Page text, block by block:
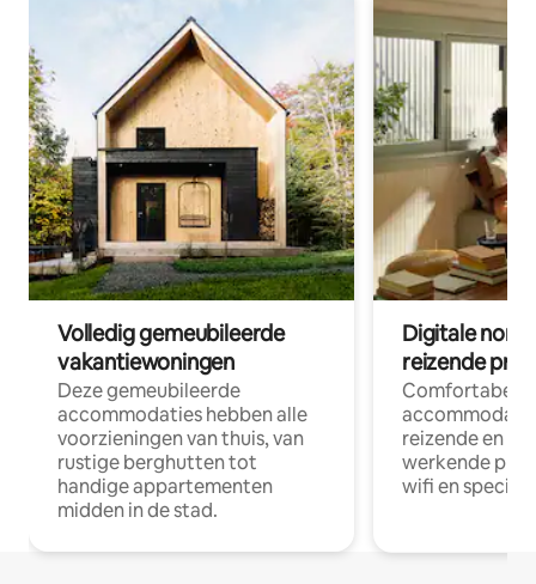
Volledig gemeubileerde
vakantiewoningen
Deze gemeubileerde
accommodaties hebben alle
voorzieningen van thuis, van
rustige berghutten tot
handige appartementen
midden in de stad.
Digitale
reizende
Comfortabele
reizende en
werkende
wifi en